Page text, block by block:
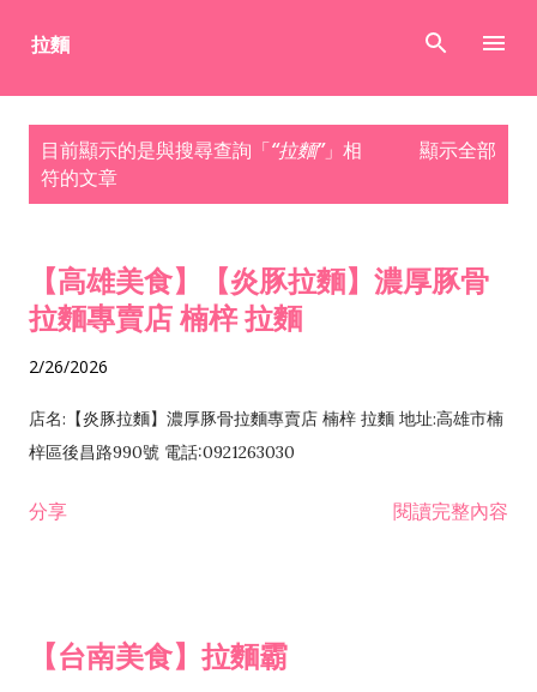
目前顯示的是與搜尋查詢「 拉麵 」相
符的文章
顯示全部
【高雄美食】【炎豚拉麵】濃厚豚骨
拉麵專賣店 楠梓 拉麵
2/26/2026
店名:【炎豚拉麵】濃厚豚骨拉麵專賣店 楠梓 拉麵 地址:高雄市楠
梓區後昌路990號 電話:0921263030
分享 閱讀完整內容
【台南美食】拉麵霸